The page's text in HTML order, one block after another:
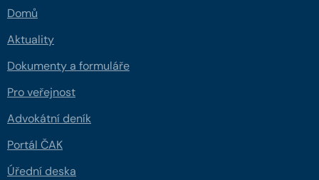
Domů
Aktuality
Dokumenty a formuláře
Pro veřejnost
Advokátní deník
Portál ČAK
Úřední deska